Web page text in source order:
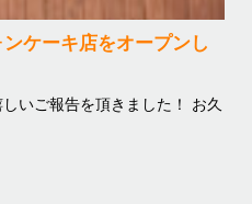
ケーキ店をオープンし
いご報告を頂きました！ お久